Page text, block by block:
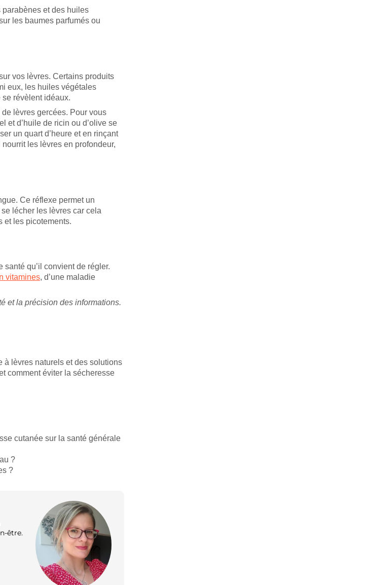
et des huiles
les baumes parfumés ou
vos lèvres. Certains produits
eux, les huiles végétales
se révèlent idéaux.
de lèvres gercées. Pour vous
et d’huile de ricin ou d’olive se
un quart d’heure et en rinçant
les lèvres en profondeur,
Ce réflexe permet un
lécher les lèvres car cela
et les picotements.
qu’il convient de régler.
vitamines, d’une maladie
et la précision des informations.
à lèvres naturels et des solutions
comment éviter la sécheresse
cutanée sur la santé générale
?
?
être.